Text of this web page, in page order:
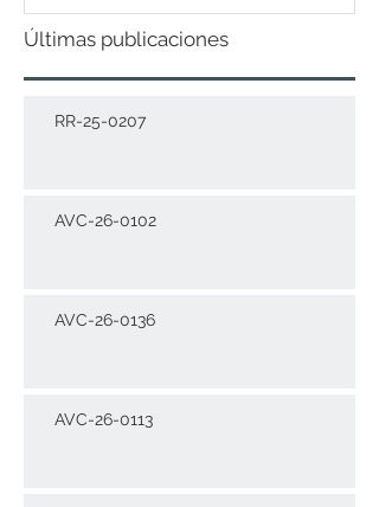
Últimas publicaciones
RR-25-0207
AVC-26-0102
AVC-26-0136
AVC-26-0113